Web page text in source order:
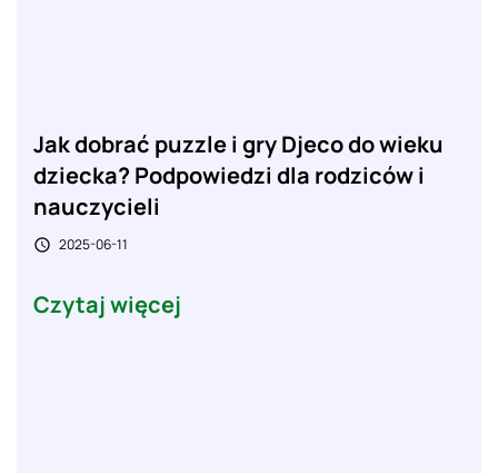
Jak dobrać puzzle i gry Djeco do wieku
dziecka? Podpowiedzi dla rodziców i
nauczycieli
 2025-06-11
Czytaj więcej